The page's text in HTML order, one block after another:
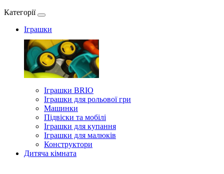
Категорії
Іграшки
Іграшки BRIO
Іграшки для рольової гри
Машинки
Підвіски та мобілі
Іграшки для купання
Іграшки для малюків
Конструктори
Дитяча кімната